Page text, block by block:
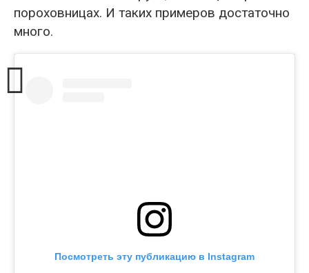
пороховницах. И таких примеров достаточно
много.
Посмотреть эту публикацию в Instagram